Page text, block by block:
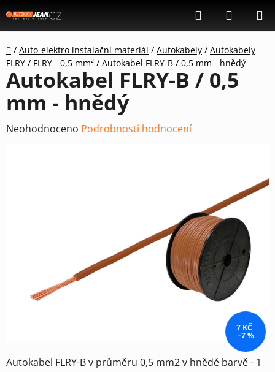
na
obsah
Hledat
KOŠÍK
Domů
/ Auto-elektro instalační materiál / Autokabely / Autokabely
FLRY / FLRY - 0,5 mm² / Autokabel FLRY-B / 0,5 mm - hnědý
Autokabel FLRY-B v průměru 0,5 mm2 v hnědé barvě - 1
Autokabel FLRY-B / 0,5
mm - hnědý
Průměrné
Neohodnoceno Podrobnosti hodnocení
7 KČ
–7 %